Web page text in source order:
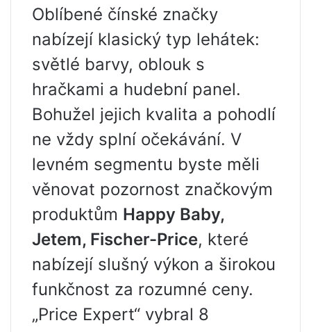
Oblíbené čínské značky
nabízejí klasický typ lehátek:
světlé barvy, oblouk s
hračkami a hudební panel.
Bohužel jejich kvalita a pohodlí
ne vždy splní očekávání. V
levném segmentu byste měli
věnovat pozornost značkovým
produktům Happy Baby,
Jetem, Fischer-Price, které
nabízejí slušný výkon a širokou
funkčnost za rozumné ceny.
„Price Expert“ vybral 8